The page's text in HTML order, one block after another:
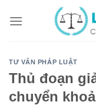
TƯ VẤN PHÁP LUẬT
Thủ đoạn
chuyển